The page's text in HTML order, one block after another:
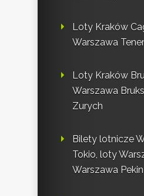
Loty Kraków
Warszawa
Loty Kraków
Warszawa
Zurych
Bilety lotnicze
Tokio, loty
Warszawa Pekin